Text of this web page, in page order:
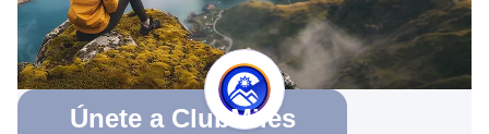
Únete a ClubMiles